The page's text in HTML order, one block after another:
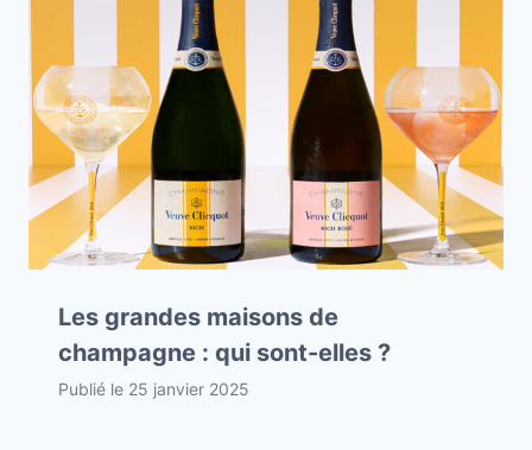
Les grandes maisons de
champagne : qui sont-elles ?
Publié le 25 janvier 2025